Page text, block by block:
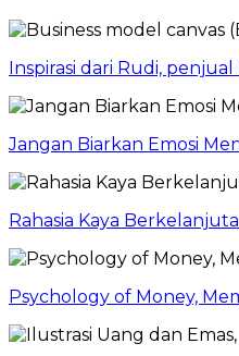
Inspirasi dari Rudi,
Jangan Biarkan Emosi
Rahasia Kaya
Psychology of Money,